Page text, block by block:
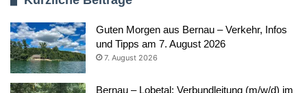
Guten Morgen aus Bernau – Verkehr, Infos
und Tipps am 7. August 2026
7. August 2026
Bernau – Lobetal: Verbundleitung (m/w/d) im